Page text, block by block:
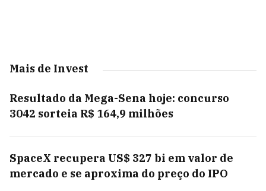
Mais de Invest
Resultado da Mega-Sena hoje: concurso
3042 sorteia R$ 164,9 milhões
SpaceX recupera US$ 327 bi em valor de
mercado e se aproxima do preço do IPO